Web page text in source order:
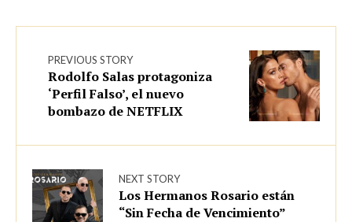
PREVIOUS STORY
Rodolfo Salas protagoniza
‘Perfil Falso’, el nuevo
bombazo de NETFLIX
NEXT STORY
Los Hermanos Rosario están
“Sin Fecha de Vencimiento”